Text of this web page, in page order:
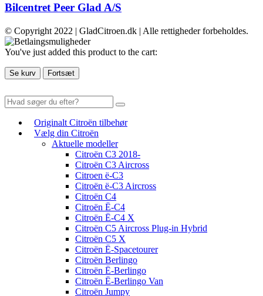
Bilcentret Peer Glad A/S
© Copyright 2022 | GladCitroen.dk | Alle rettigheder forbeholdes.
You've just added this product to the cart:
Se kurv Fortsæt
Originalt Citroën tilbehør
Vælg din Citroën
Aktuelle modeller
Citroën C3 2018-
Citroën C3 Aircross
Citroen ë-C3
Citroën ë-C3 Aircross
Citroën C4
Citroën Ë-C4
Citroën Ë-C4 X
Citroën C5 Aircross Plug-in Hybrid
Citroën C5 X
Citroën Ë-Spacetourer
Citroën Berlingo
Citroën Ë-Berlingo
Citroën Ë-Berlingo Van
Citroën Jumpy